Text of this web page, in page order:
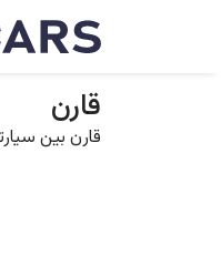
قارن
قارن بين